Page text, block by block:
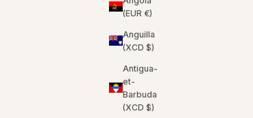
(EUR €)
Anguilla
(XCD $)
Antigua-
et-
Barbuda
(XCD $)